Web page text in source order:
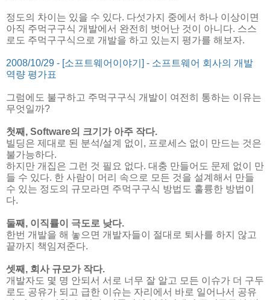
정도의 차이는 있을 수 있다. 다섯가지 중에서 하나 이상이면
아직 주먹구구식 개발에서 완전히 벗어난 것이 아니다. 스스
로도 주먹구구식으로 개발을 하고 있는지 평가를 해보자.
2008/10/29 - [소프트웨어이야기] - 소프트웨어 회사의 개발
역량 평가표
그럼에도 불구하고 주먹구구식 개발이 여전히 통하는 이유는
무엇일까?
첫째, Software의 크기가 아주 작다.
빌딩은 제대로 된 분석/설계 없이, 프로세스 없이 만드는 것은
불가능하다.
하지만 개집은 그런 것 필요 없다. 대충 만들어도 문제 없이 만
들 수 있다. 한 사람이 머리 속으로 모든 것을 설계해서 만들
수 있는 정도의 규모라면 주먹구구식 방법도 훌륭한 방법이
다.
둘째, 이직률이 극도로 낮다.
한번 개발을 해 놓으면 개발자들이 절대로 퇴사를 하지 않고
끝까지 책임져준다.
셋째, 회사 규모가 작다.
개발자도 몇 명 안되서 서로 너무 잘 알고 모든 이슈가 더 구두
로도 공유가 되고 급한 이슈는 자리에서 바로 일어나서 공유